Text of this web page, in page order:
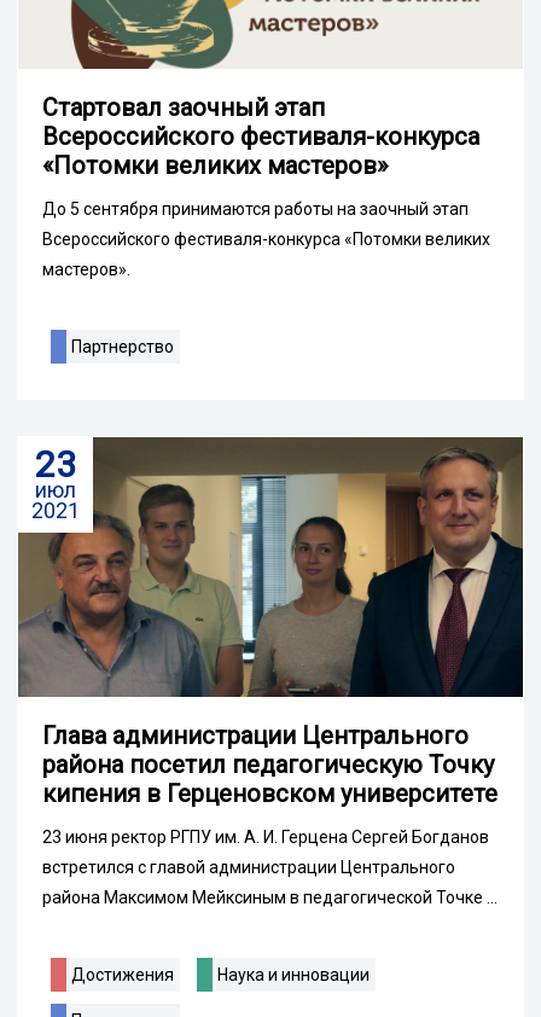
Стартовал заочный этап
Всероссийского фестиваля-конкурса
«Потомки великих мастеров»
До 5 сентября принимаются работы на заочный этап
Всероссийского фестиваля-конкурса «Потомки великих
мастеров».
Партнерство
23
июл
2021
Глава администрации Центрального
района посетил педагогическую Точку
кипения в Герценовском университете
23 июня ректор РГПУ им. А. И. Герцена Сергей Богданов
встретился с главой администрации Центрального
района Максимом Мейксиным в педагогической Точке ...
Достижения Наука и инновации